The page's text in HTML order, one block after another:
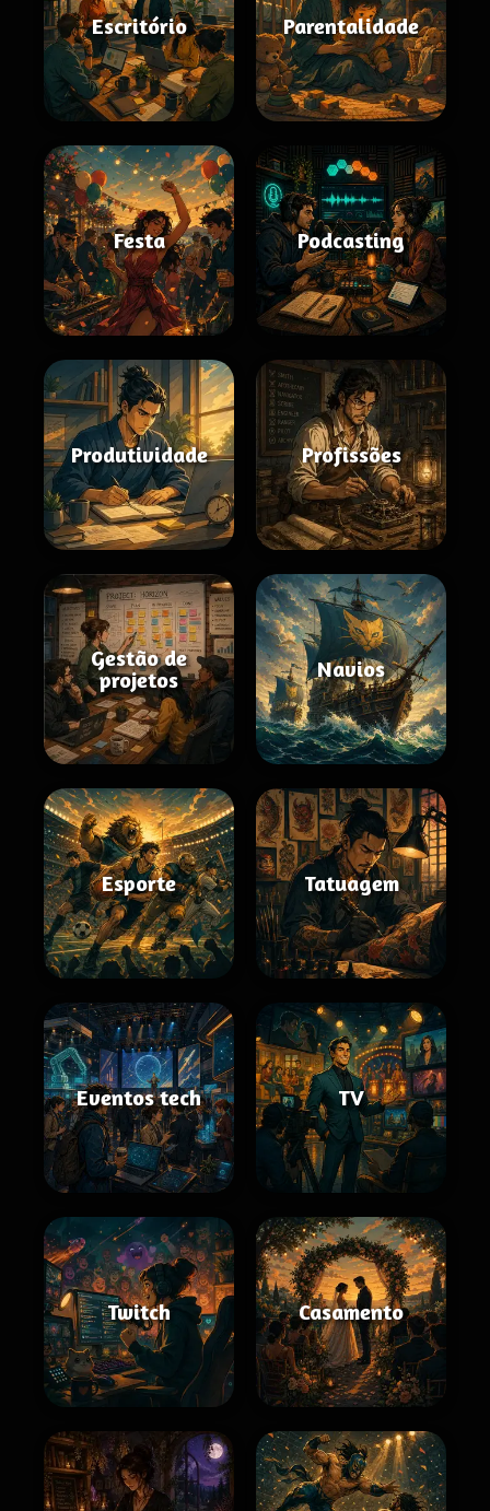
Escritório Parentalidade
Festa Podcasting
Produtividade Profissões
Gestão de
projetos
Navios
Esporte Tatuagem
Eventos tech TV
Twitch Casamento